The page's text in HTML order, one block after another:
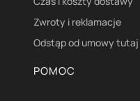
Zwroty i reklamacje
Odstąp od umowy tutaj
POMOC